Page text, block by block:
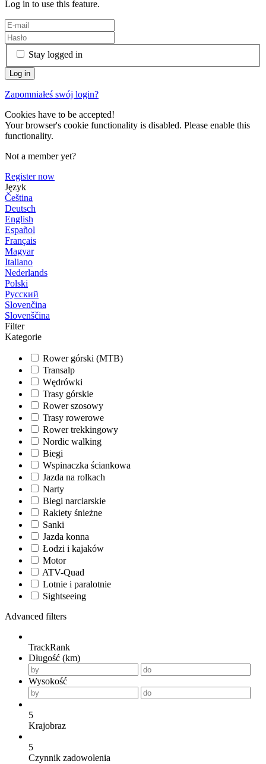
Log in to use this feature.
Stay logged in
Zapomniałeś swój login?
Cookies have to be accepted!
Your browser's cookie functionality is disabled. Please enable this
functionality.
Not a member yet?
Register now
Język
Čeština
Deutsch
English
Español
Français
Magyar
Italiano
Nederlands
Polski
Русский
Slovenčina
Slovenščina
Filter
Kategorie
Rower górski (MTB)
Transalp
Wędrówki
Trasy górskie
Rower szosowy
Trasy rowerowe
Rower trekkingowy
Nordic walking
Biegi
Wspinaczka ściankowa
Jazda na rolkach
Narty
Biegi narciarskie
Rakiety śnieżne
Sanki
Jazda konna
Łodzi i kajaków
Motor
ATV-Quad
Lotnie i paralotnie
Sightseeing
Advanced filters
TrackRank
Długość (km)
Wysokość
5
Krajobraz
5
Czynnik zadowolenia